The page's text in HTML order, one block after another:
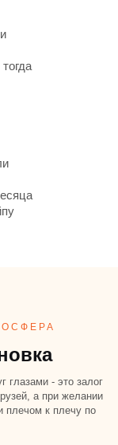
глазами - это залог
а при желании
плечом к плечу по